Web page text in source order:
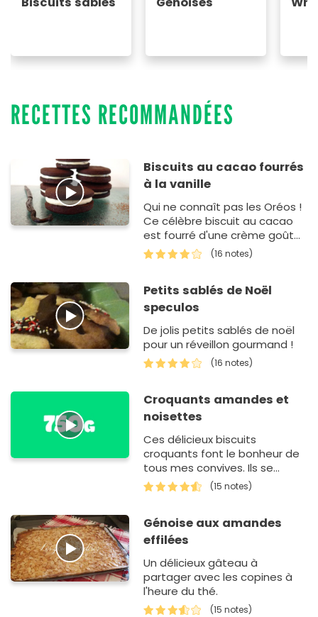
RECETTES RECOMMANDÉES
Biscuits au cacao fourrés
à la vanille
Qui ne connaît pas les Oréos !
Ce célèbre biscuit au cacao
est fourré d'une crème goût
vanille. Le principe de la
dégustation ? Tournez, léchez,
(16 notes)
Petits sablés de Noël
speculos
De jolis petits sablés de noël
pour un réveillon gourmand !
(16 notes)
Croquants amandes et
noisettes
Ces délicieux biscuits
croquants font le bonheur de
tous mes convives. Ils se
conservent très bien dans une
boite en métal, vous pourrez
(15 notes)
Génoise aux amandes
effilées
Un délicieux gâteau à
partager avec les copines à
l'heure du thé.
(15 notes)